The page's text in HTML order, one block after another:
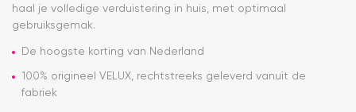
haal je volledige verduistering in huis, met optimaal
gebruiksgemak.
De hoogste korting van Nederland
100% origineel VELUX, rechtstreeks geleverd vanuit de
fabriek